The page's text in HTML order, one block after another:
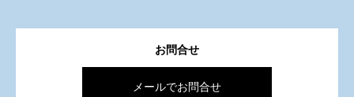
お問合せ
メールでお問合せ